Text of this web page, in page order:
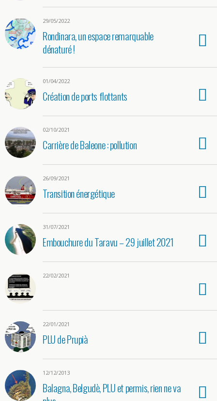
29/05/2022
Rondinara, un espace remarquable
dénaturé !
01/04/2022
Création de ports flottants
02/10/2021
Carrière de Baleone : pollution
26/09/2021
Transition énergétique
31/07/2021
Embouchure du Taravu – 29 juillet 2021
22/02/2021
22/01/2021
PLU de Prupià
12/12/2013
Balagna, Belgudè, PLU et permis, rien ne va